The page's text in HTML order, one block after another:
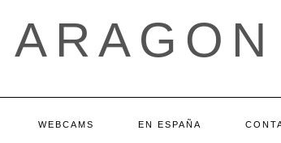
WEBCAMS EN ESPAÑA